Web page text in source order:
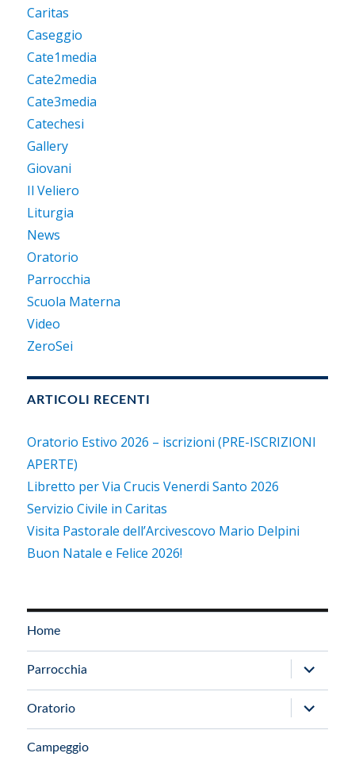
Caritas
Caseggio
Cate1media
Cate2media
Cate3media
Catechesi
Gallery
Giovani
Il Veliero
Liturgia
News
Oratorio
Parrocchia
Scuola Materna
Video
ZeroSei
ARTICOLI RECENTI
Oratorio Estivo 2026 – iscrizioni (PRE-ISCRIZIONI
APERTE)
Libretto per Via Crucis Venerdi Santo 2026
Servizio Civile in Caritas
Visita Pastorale dell’Arcivescovo Mario Delpini
Buon Natale e Felice 2026!
Home
Parrocchia
apri
i
menu
Oratorio
apri
i
Campeggio